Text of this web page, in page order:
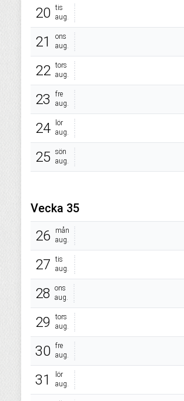
20 tis
aug.
21
ons
aug.
22 tors
aug.
23
fre
aug.
24
lör
aug.
25
sön
aug.
Vecka 35
26
mån
aug.
27
tis
aug.
28
ons
aug.
29
tors
aug.
30 fre
aug.
31
lör
aug.